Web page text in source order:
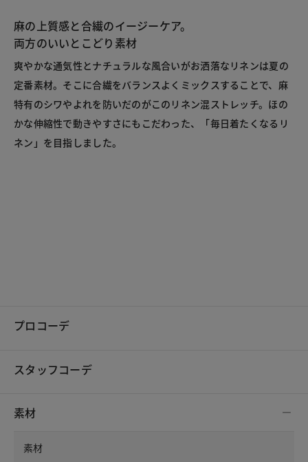
麻の上質感と合繊のイージーケア。
両方のいいとこどり素材
爽やかな通気性とナチュラルな風合いがお洒落なリネンは夏の
定番素材。そこに合繊をバランスよくミックスすることで、麻
特有のシワやよれを防いだのがこのリネン混ストレッチ。ほの
かな伸縮性で動きやすさにもこだわった、「毎日着たくなるリ
ネン」を目指しました。
プロコーデ
スタッフコーデ
素材
素材